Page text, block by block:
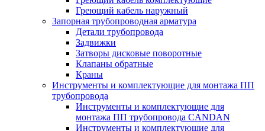
Греющий кабель наружный
Запорная трубопроводная арматура
Детали трубопровода
Задвижки
Затворы дисковые поворотные
Клапаны обратные
Краны
Инструменты и комплектующие для монтажа ПП
трубопровода
Инструменты и комплектующие для
монтажа ПП трубопровода CANDAN
Инструменты и комплектующие для